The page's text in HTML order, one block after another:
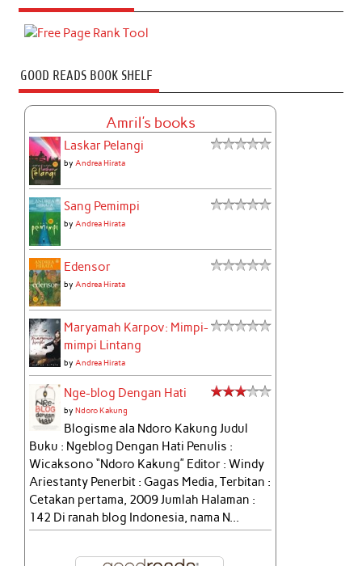
GOOD READS BOOK SHELF
Amril's books
Laskar Pelangi
byAndrea Hirata
Sang Pemimpi
byAndrea Hirata
Edensor
byAndrea Hirata
Maryamah Karpov: Mimpi-
mimpi Lintang
byAndrea Hirata
Nge-blog Dengan Hati
byNdoro Kakung
Blogisme ala Ndoro Kakung Judul
Buku : Ngeblog Dengan Hati Penulis :
Wicaksono “Ndoro Kakung” Editor : Windy
Ariestanty Penerbit : Gagas Media, Terbitan :
Cetakan pertama, 2009 Jumlah Halaman :
142 Di ranah blog Indonesia, nama N...